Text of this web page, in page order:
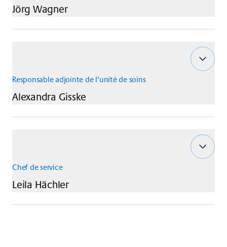
Jörg Wagner
Responsable adjointe de l'unité de soins
Alexandra Gisske
Chef de service
Leila Hächler